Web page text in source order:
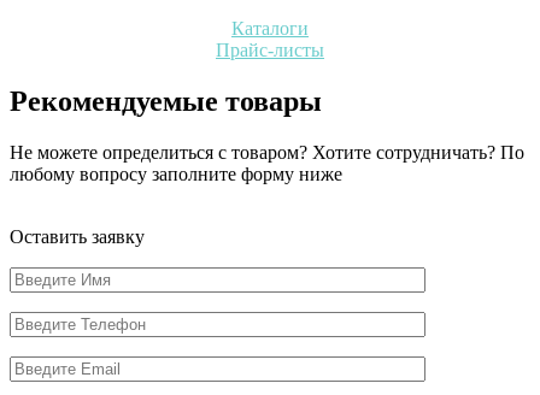
Каталоги
Прайс-листы
Рекомендуемые товары
Не можете определиться с товаром? Хотите сотрудничать? По
любому вопросу заполните форму ниже
Оставить заявку